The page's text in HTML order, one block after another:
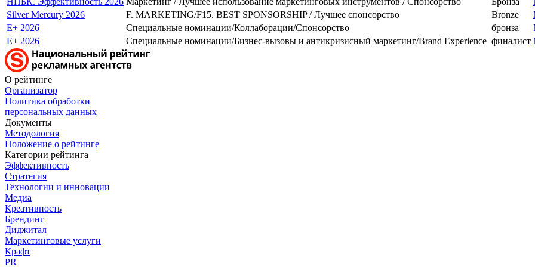
Silver Mercury 2026
F. MARKETING/F15. BEST SPONSORSHIP / Лучшее спонсорство Bronze
E+ 2026
Специальные номинации/Коллаборации/Спонсорство бронза
E+ 2026
Специальные номинации/Бизнес-вызовы и антикризисный маркетинг/Brand Experience финалист
О рейтинге
Организатор
Политика обработки
персональных данных
Документы
Методология
Положение о рейтинге
Категории рейтинга
Эффективность
Стратегия
Технологии и инновации
Медиа
Креативность
Брендинг
Диджитал
Маркетинговые услуги
Крафт
PR